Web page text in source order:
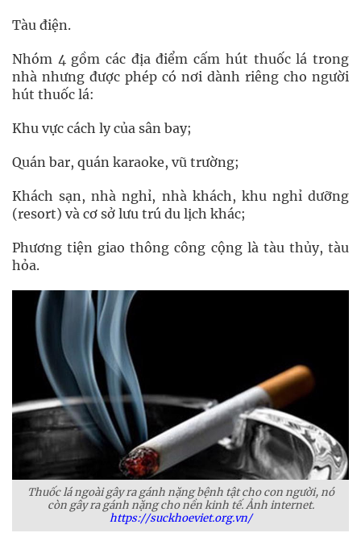
Tàu điện.
Nhóm 4 gồm các địa điểm cấm hút thuốc lá trong
nhà nhưng được phép có nơi dành riêng cho người
hút thuốc lá:
Khu vực cách ly của sân bay;
Quán bar, quán karaoke, vũ trường;
Khách sạn, nhà nghỉ, nhà khách, khu nghỉ dưỡng
(resort) và cơ sở lưu trú du lịch khác;
Phương tiện giao thông công cộng là tàu thủy, tàu
hỏa.
Thuốc lá ngoài gây ra gánh nặng bệnh tật cho con người, nó
còn gây ra gánh nặng cho nền kinh tế. Ảnh internet.
https://suckhoeviet.org.vn/